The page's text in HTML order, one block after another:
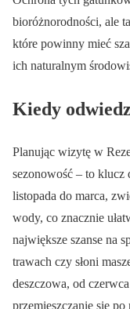
bioróżnorodności, ale
które powinny mieć
ich naturalnym
Kiedy
Planując wizytę w
sezonowość – to klucz
listopada do marca,
wody, co znacznie
największe szanse na
trawach czy słoni
deszczowa, od
przemieszczanie się